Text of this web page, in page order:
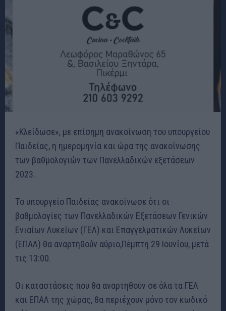
«Κλείδωσε», με επίσημη ανακοίνωση του υπουργείου
Παιδείας, η ημερομηνία και ώρα της ανακοίνωσης
των βαθμολογιών των Πανελλαδικών εξετάσεων
2023.
Tο υπουργείο Παιδείας ανακοίνωσε ότι οι
βαθμολογίες των Πανελλαδικών Εξετάσεων Γενικών
Ενιαίων Λυκείων (ΓΕΛ) και Επαγγελματικών Λυκείων
(ΕΠΑΛ) θα αναρτηθούν αύριο,Πέμπτη 29 Ιουνίου, μετά
τις 13:00.
Οι καταστάσεις που θα αναρτηθούν σε όλα τα ΓΕΛ
και ΕΠΑΛ της χώρας, θα περιέχουν μόνο τον κωδικό